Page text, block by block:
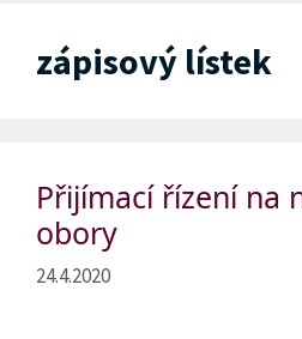
zápisový lístek
Přijímací řízení na
obory
24.4.2020